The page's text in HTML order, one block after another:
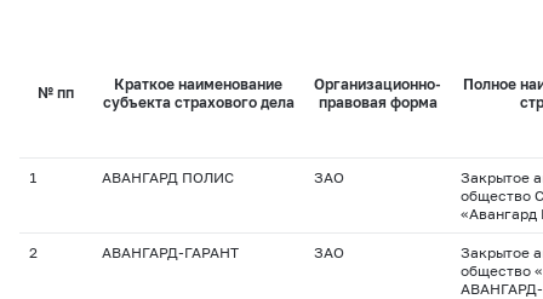
№ пп
Краткое наименование
субъекта страхового дела
Организационно-
правовая форма
Полное
1 АВАНГАРД ПОЛИС ЗАО
Закрытое
общество
«Авангард
2 АВАНГАРД-ГАРАНТ ЗАО
Закрытое
общество